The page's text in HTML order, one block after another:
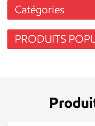
Catégories
PRODUITS